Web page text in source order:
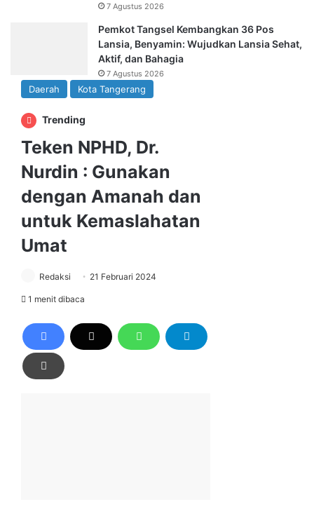
7 Agustus 2026
Pemkot Tangsel Kembangkan 36 Pos
Lansia, Benyamin: Wujudkan Lansia Sehat,
Aktif, dan Bahagia
7 Agustus 2026